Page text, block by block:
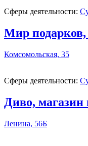
Сферы деятельности:
Мир подарков,
Комсомольская, 35
Сферы деятельности:
Диво, магазин
Ленина, 56Б